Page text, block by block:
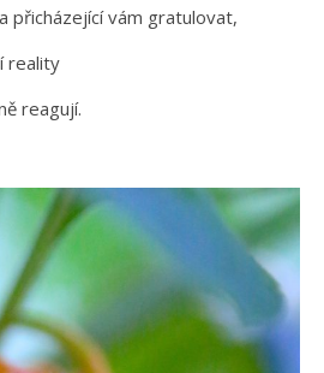
přicházející vám gratulovat,
reality
reagují.